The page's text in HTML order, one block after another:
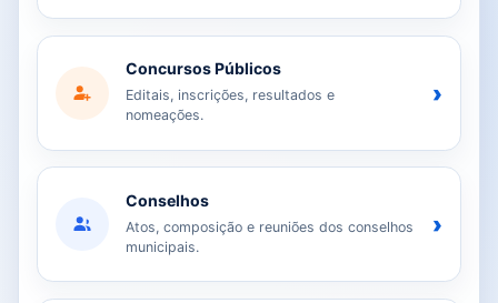
Concursos Públicos
Editais, inscrições, resultados e
nomeações.
›
Conselhos
Atos, composição e reuniões dos conselhos
municipais.
›